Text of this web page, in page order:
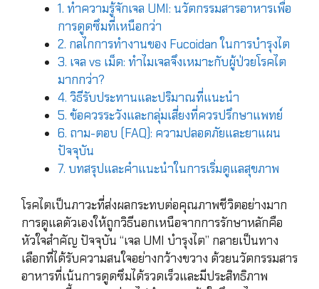
1. ทำความรู้จักเจล UMI: นวัตกรรมสารอาหารเพื่อ
การดูดซึมที่เหนือกว่า
2. กลไกการทำงานของ Fucoidan ในการบำรุงไต
3. เจล vs เม็ด: ทำไมเจลจึงเหมาะกับผู้ป่วยโรคไต
มากกว่า?
4. วิธีรับประทานและปริมาณที่แนะนำ
5. ข้อควรระวังและกลุ่มเสี่ยงที่ควรปรึกษาแพทย์
6. ถาม-ตอบ (FAQ): ความปลอดภัยและยาแผน
ปัจจุบัน
7. บทสรุปและคำแนะนำในการเริ่มดูแลสุขภาพ
โรคไตเป็นภาวะที่ส่งผลกระทบต่อคุณภาพชีวิตอย่างมาก
การดูแลตัวเองให้ถูกวิธีนอกเหนือจากการรักษาหลักคือ
หัวใจสำคัญ ปัจจุบัน “เจล UMI บำรุงไต” กลายเป็นทาง
เลือกที่ได้รับความสนใจอย่างกว้างขวาง ด้วยนวัตกรรมสาร
อาหารที่เน้นการดูดซึมได้รวดเร็วและมีประสิทธิภาพ